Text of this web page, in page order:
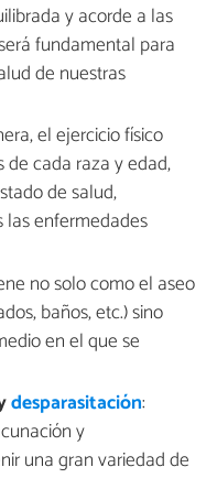
y acorde a las
fundamental para
de nuestras
el ejercicio físico
de cada raza y edad,
de salud,
las enfermedades
no solo como el aseo
baños, etc.) sino
en el que se
desparasitación:
y
una gran variedad de